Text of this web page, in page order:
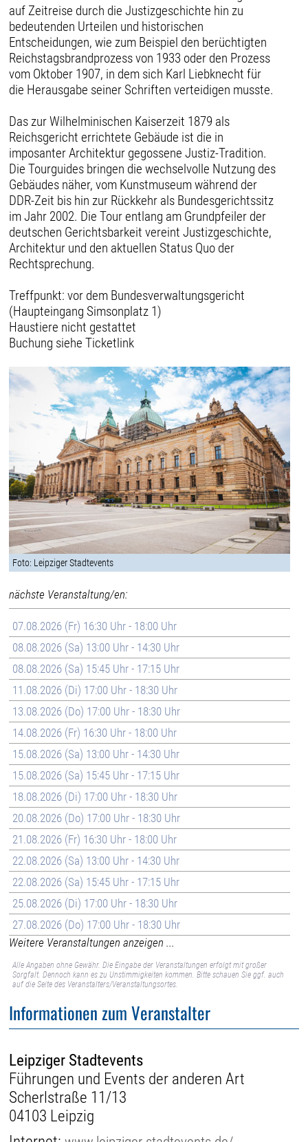
auf Zeitreise durch die Justizgeschichte hin zu
bedeutenden Urteilen und historischen
Entscheidungen, wie zum Beispiel den berüchtigten
Reichstagsbrandprozess von 1933 oder den Prozess
vom Oktober 1907, in dem sich Karl Liebknecht für
die Herausgabe seiner Schriften verteidigen musste.
Das zur Wilhelminischen Kaiserzeit 1879 als
Reichsgericht errichtete Gebäude ist die in
imposanter Architektur gegossene Justiz-Tradition.
Die Tourguides bringen die wechselvolle Nutzung des
Gebäudes näher, vom Kunstmuseum während der
DDR-Zeit bis hin zur Rückkehr als Bundesgerichtssitz
im Jahr 2002. Die Tour entlang am Grundpfeiler der
deutschen Gerichtsbarkeit vereint Justizgeschichte,
Architektur und den aktuellen Status Quo der
Rechtsprechung.
Treffpunkt: vor dem Bundesverwaltungsgericht
(Haupteingang Simsonplatz 1)
Haustiere nicht gestattet
Buchung siehe Ticketlink
Foto: Leipziger Stadtevents
nächste Veranstaltung/en:
07.08.2026 (Fr) 16:30 Uhr - 18:00 Uhr
08.08.2026 (Sa) 13:00 Uhr - 14:30 Uhr
08.08.2026 (Sa) 15:45 Uhr - 17:15 Uhr
11.08.2026 (Di) 17:00 Uhr - 18:30 Uhr
13.08.2026 (Do) 17:00 Uhr - 18:30 Uhr
14.08.2026 (Fr) 16:30 Uhr - 18:00 Uhr
15.08.2026 (Sa) 13:00 Uhr - 14:30 Uhr
15.08.2026 (Sa) 15:45 Uhr - 17:15 Uhr
18.08.2026 (Di) 17:00 Uhr - 18:30 Uhr
20.08.2026 (Do) 17:00 Uhr - 18:30 Uhr
21.08.2026 (Fr) 16:30 Uhr - 18:00 Uhr
22.08.2026 (Sa) 13:00 Uhr - 14:30 Uhr
22.08.2026 (Sa) 15:45 Uhr - 17:15 Uhr
25.08.2026 (Di) 17:00 Uhr - 18:30 Uhr
27.08.2026 (Do) 17:00 Uhr - 18:30 Uhr
Weitere Veranstaltungen anzeigen ...
Alle Angaben ohne Gewähr. Die Eingabe der Veranstaltungen erfolgt mit großer
Sorgfalt. Dennoch kann es zu Unstimmigkeiten kommen. Bitte schauen Sie ggf. auch
auf die Seite des Veranstalters/Veranstaltungsortes.
Informationen zum Veranstalter
Leipziger Stadtevents
Führungen und Events der anderen Art
Scherlstraße 11/13
04103 Leipzig